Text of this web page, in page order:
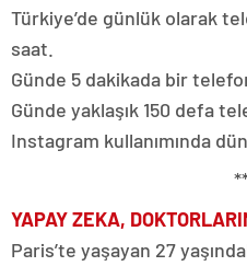
Türkiye’de günlük olarak
saat.
Günde 5 dakikada bir
Günde yaklaşık 150 defa
Instagram kullanımında
YAPAY ZEKA,
Paris’te yaşayan 27